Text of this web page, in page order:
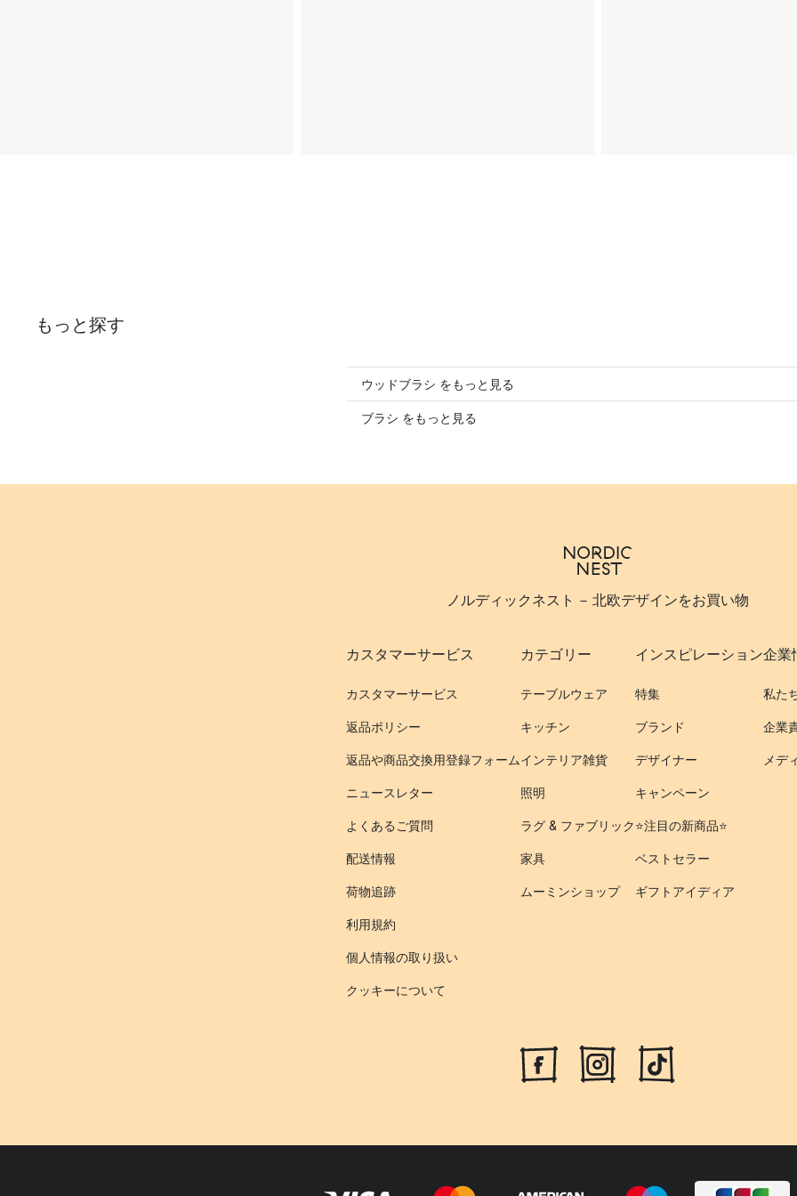
もっと探す
ウッドブラシ をもっと見る
ブラシ をもっと見る
ノルディックネスト - 北欧デザインをお買い物
カスタマーサービス
カスタマーサービス
返品ポリシー
返品や商品交換用登録フォーム
ニュースレター
よくあるご質問
配送情報
荷物追跡
利用規約
個人情報の取り扱い
クッキーについて
カテゴリー
テーブルウェア
キッチン
インテリア雑貨
照明
ラグ & ファブリック
家具
ムーミンショップ
インスピレーション
特集
ブランド
デザイナー
キャンペーン
⭐️注目の新商品⭐️
ベストセラー
ギフトアイディア
企業
私た
企業
メデ